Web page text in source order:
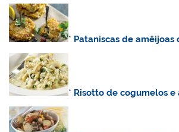
* Pataniscas de amêijoas
* Risotto de cogumelos e